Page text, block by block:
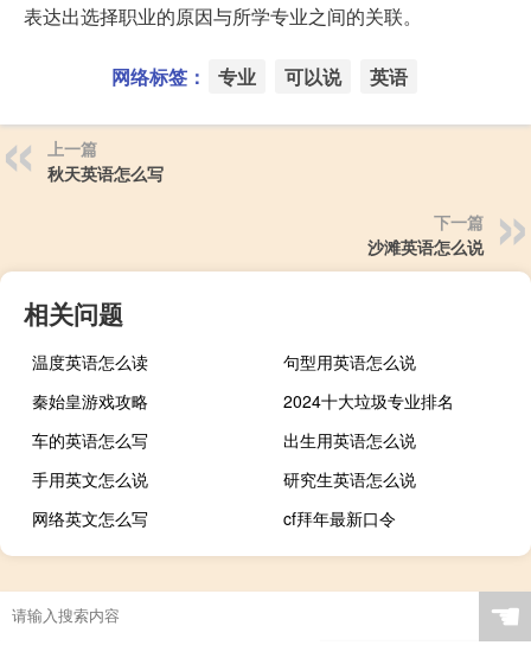
表达出选择职业的原因与所学专业之间的关联。
网络标签： 专业 可以说 英语
上一篇
秋天英语怎么写
下一篇
沙滩英语怎么说
相关问题
温度英语怎么读
句型用英语怎么说
秦始皇游戏攻略
2024十大垃圾专业排名
车的英语怎么写
出生用英语怎么说
手用英文怎么说
研究生英语怎么说
网络英文怎么写
cf拜年最新口令
☚